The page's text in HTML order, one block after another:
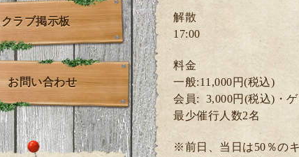
解散
17:00
料金
一般:11,000円(税込)
会員: 3,000円(税込)・ゲ
最少催行人数2名
※前日、当日は50％の
クラブ掲示板
お問い合わせ